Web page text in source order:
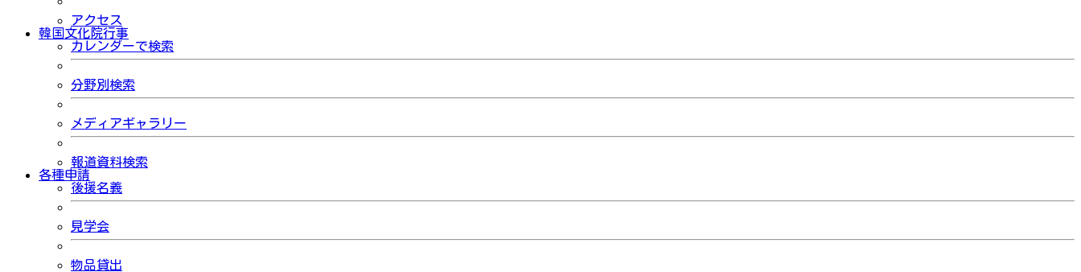
アクセス
韓国文化院行事
カレンダーで検索
分野別検索
メディアギャラリー
報道資料検索
各種申請
後援名義
見学会
物品貸出